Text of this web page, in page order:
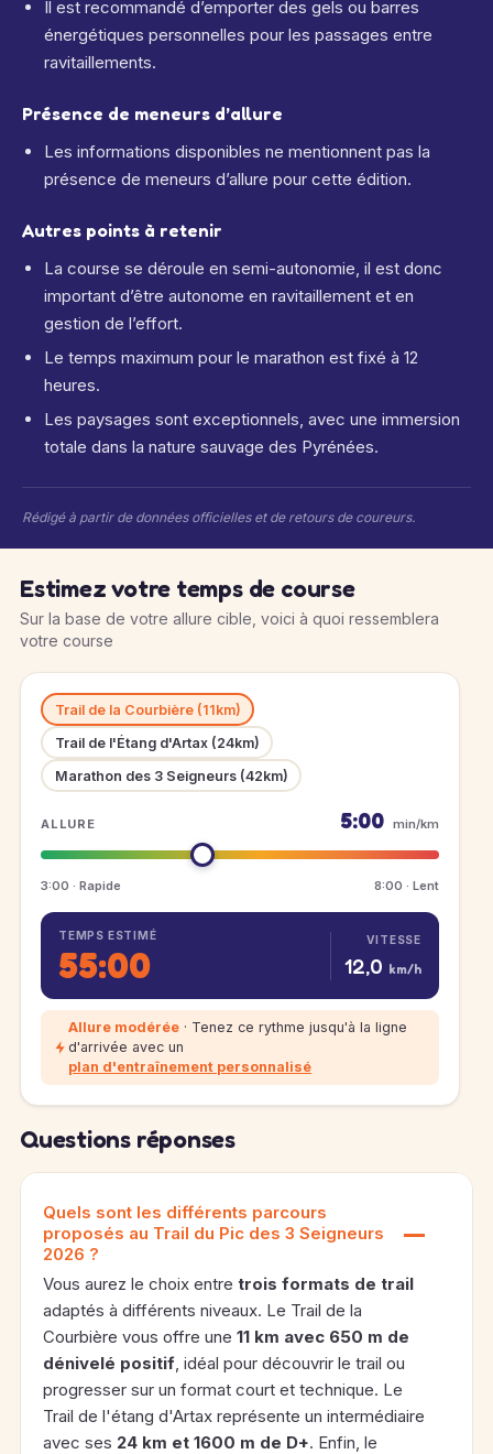
Il est recommandé d’emporter des gels ou barres
énergétiques personnelles pour les passages entre
ravitaillements.
Présence de meneurs d’allure
Les informations disponibles ne mentionnent pas la
présence de meneurs d’allure pour cette édition.
Autres points à retenir
La course se déroule en semi-autonomie, il est donc
important d’être autonome en ravitaillement et en
gestion de l’effort.
Le temps maximum pour le marathon est fixé à 12
heures.
Les paysages sont exceptionnels, avec une immersion
totale dans la nature sauvage des Pyrénées.
Rédigé à partir de données officielles et de retours de coureurs.
Estimez votre temps de course
Sur la base de votre allure cible, voici à quoi ressemblera
votre course
Trail de la Courbière (11km)
Trail de l'Étang d'Artax (24km)
Marathon des 3 Seigneurs (42km)
ALLURE 5:00 min/km
3:00 · Rapide 8:00 · Lent
TEMPS ESTIMÉ
55:00
VITESSE
12,0 km/h
Allure modérée · Tenez ce rythme jusqu'à la ligne
d'arrivée avec un
plan d'entraînement personnalisé
Questions réponses
Quels sont les différents parcours
proposés au Trail du Pic des 3 Seigneurs
2026 ?
Vous aurez le choix entre trois formats de trail
adaptés à différents niveaux. Le Trail de la
Courbière vous offre une 11 km avec 650 m de
dénivelé positif, idéal pour découvrir le trail ou
progresser sur un format court et technique. Le
Trail de l'étang d'Artax représente un intermédiaire
avec ses 24 km et 1600 m de D+. Enfin, le